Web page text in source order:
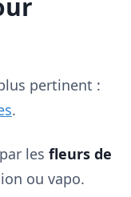
pertinent :
.
les fleurs de
ou vapo.